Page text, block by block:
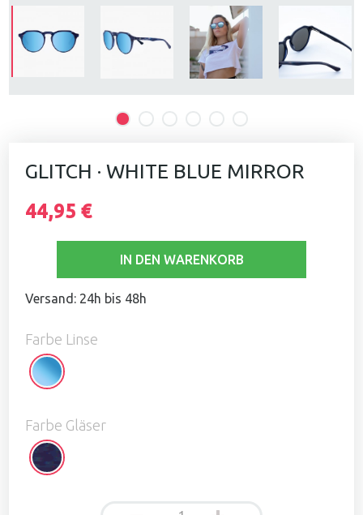
GLITCH · WHITE BLUE MIRROR
44,95 €
IN DEN WARENKORB
Versand: 24h bis 48h
Farbe Linse
White
Blue
Mirror
Farbe Gläser
Glitch